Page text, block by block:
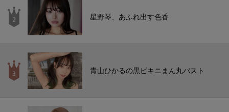
星野琴、あふれ出す色香
青山ひかるの黒ビキニまん丸バスト